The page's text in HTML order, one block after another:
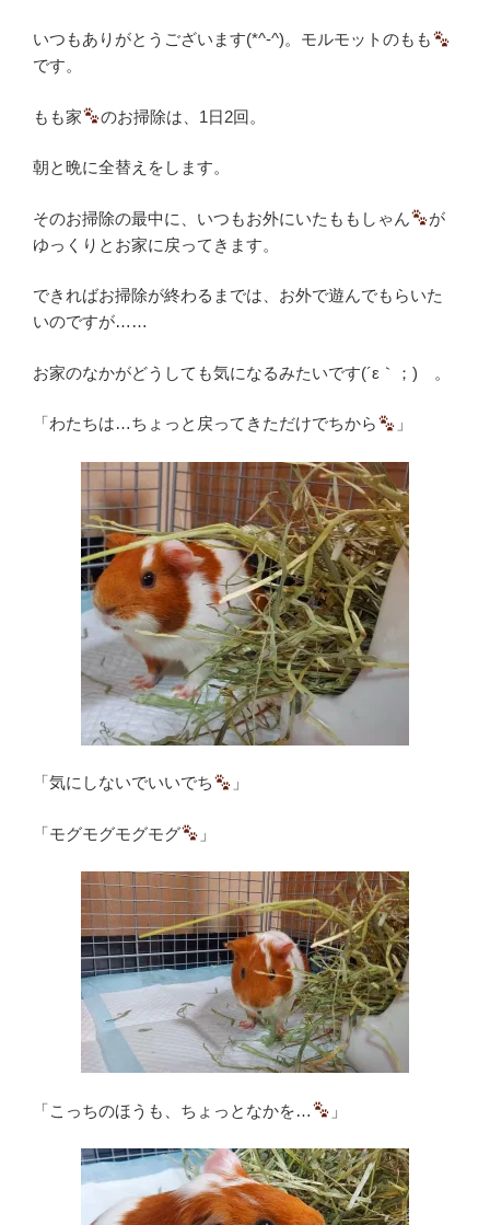
いつもありがとうございます(*^-^)。モルモットのもも
です。
もも家 のお掃除は、1日2回。
朝と晩に全替えをします。
そのお掃除の最中に、いつもお外にいたももしゃん
が
ゆっくりとお家に戻ってきます。
できればお掃除が終わるまでは、お外で遊んでもらいた
いのですが……
お家のなかがどうしても気になるみたいです(´ε｀；)ゞ。
「わたちは…ちょっと戻ってきただけでちから 」
「気にしないでいいでち 」
「モグモグモグモグ 」
「こっちのほうも、ちょっとなかを… 」